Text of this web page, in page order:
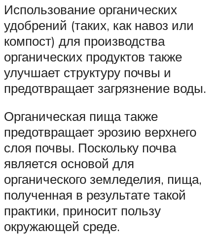
Использование органических
удобрений (таких, как навоз или
компост) для производства
органических продуктов также
улучшает структуру почвы и
предотвращает загрязнение воды.
Органическая пища также
предотвращает эрозию верхнего
слоя почвы. Поскольку почва
является основой для
органического земледелия, пища,
полученная в результате такой
практики, приносит пользу
окружающей среде.